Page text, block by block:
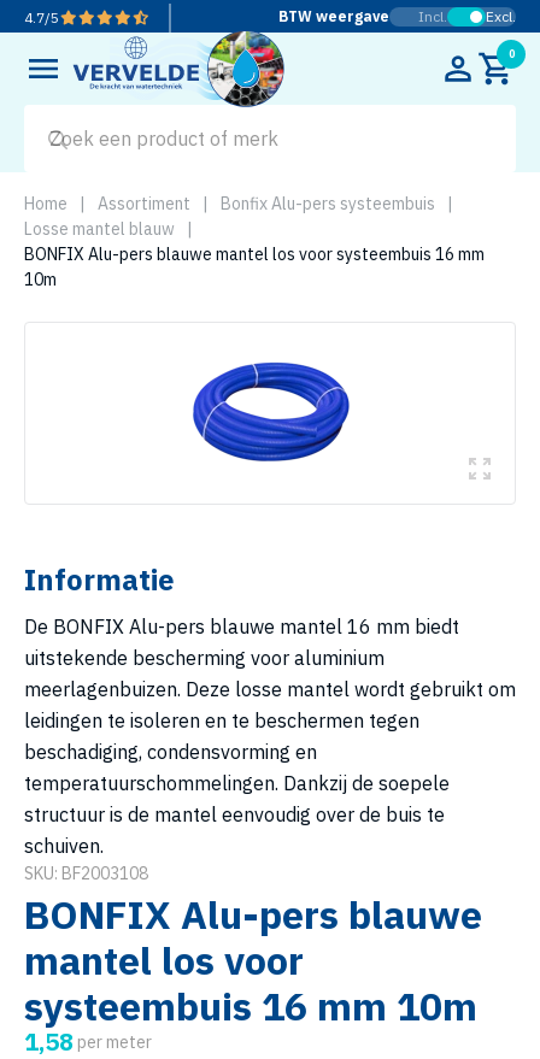
4.7/5 BTW weergave Incl. Excl.
0
Home | Assortiment | Bonfix Alu-pers systeembuis
|
Losse mantel blauw
|
BONFIX Alu-pers blauwe mantel los voor systeembuis 16 mm
10m
Informatie
De BONFIX Alu-pers blauwe mantel 16 mm biedt
uitstekende bescherming voor aluminium
meerlagenbuizen. Deze losse mantel wordt gebruikt om
leidingen te isoleren en te beschermen tegen
beschadiging, condensvorming en
temperatuurschommelingen. Dankzij de soepele
structuur is de mantel eenvoudig over de buis te
schuiven.
SKU: BF2003108
BONFIX Alu-pers blauwe
mantel los voor
systeembuis 16 mm 10m
1,58 per meter